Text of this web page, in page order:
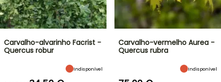
Carvalho-alvarinho Facrist -
Quercus robur
Indisponível
Carvalho-vermelho Aurea -
Quercus rubra
Indisponível